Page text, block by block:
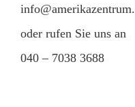
oder rufen Sie uns an
040 – 7038 3688